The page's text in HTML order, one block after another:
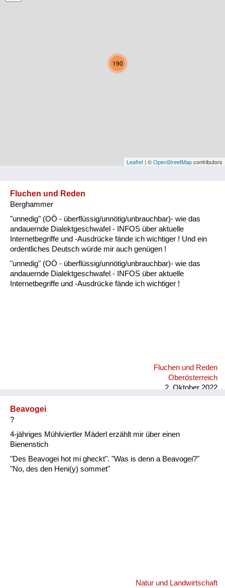
Niederösterreich
Oberösterreich
Vorarlberg
Natur und Landwirtschaft
Fluchen und Reden
Mensch, Tier und Alltag
190
Leaflet | ©OpenStreetMapcontributors
Fluchen und Reden
Berghammer
"unnedig" (OÖ - überflüssig/unnötig/unbrauchbar)- wie das
andauernde Dialektgeschwafel - INFOS über aktuelle
Internetbegriffe und -Ausdrücke fände ich wichtiger ! Und ein
ordentliches Deutsch würde mir auch genügen !
"unnedig" (OÖ - überflüssig/unnötig/unbrauchbar)- wie das
andauernde Dialektgeschwafel - INFOS über aktuelle
Internetbegriffe und -Ausdrücke fände ich wichtiger !
Fluchen und Reden
Oberösterreich
2. Oktober 2022
Beavogei
?
4-jähriges Mühlviertler Mäderl erzählt mir über einen
Bienenstich
"Des Beavogei hot mi gheckt". "Was is denn a Beavogei?"
"No, des den Heni(y) sommet"
Natur und Landwirtschaft